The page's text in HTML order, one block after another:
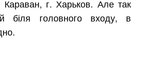
Караван, г. Харьков. Але так
біля головного входу, в